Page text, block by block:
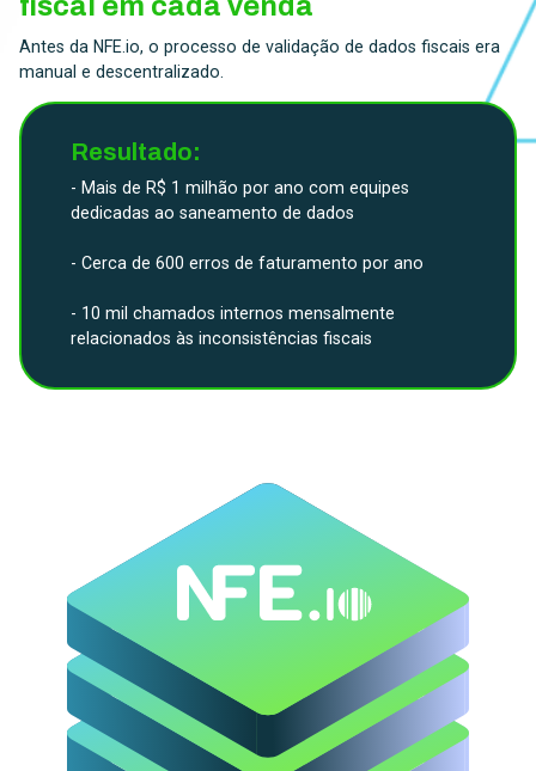
Antes da NFE.io, o processo de validação de dados fiscais era
manual e descentralizado.
Resultado:
- Mais de R$ 1 milhão por ano com equipes
dedicadas ao saneamento de dados
- Cerca de 600 erros de faturamento por ano
- 10 mil chamados internos mensalmente
relacionados às inconsistências fiscais